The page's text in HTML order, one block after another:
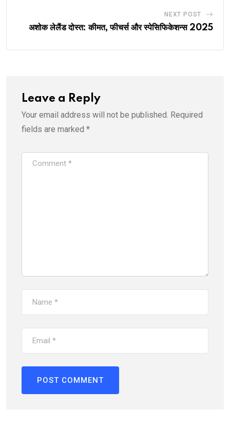
NEXT POST
अशोक लेलैंड दोस्त: कीमत, फीचर्स और स्पेसिफिकेशन्स 2025
Leave a Reply
Your email address will not be published. Required
fields are marked *